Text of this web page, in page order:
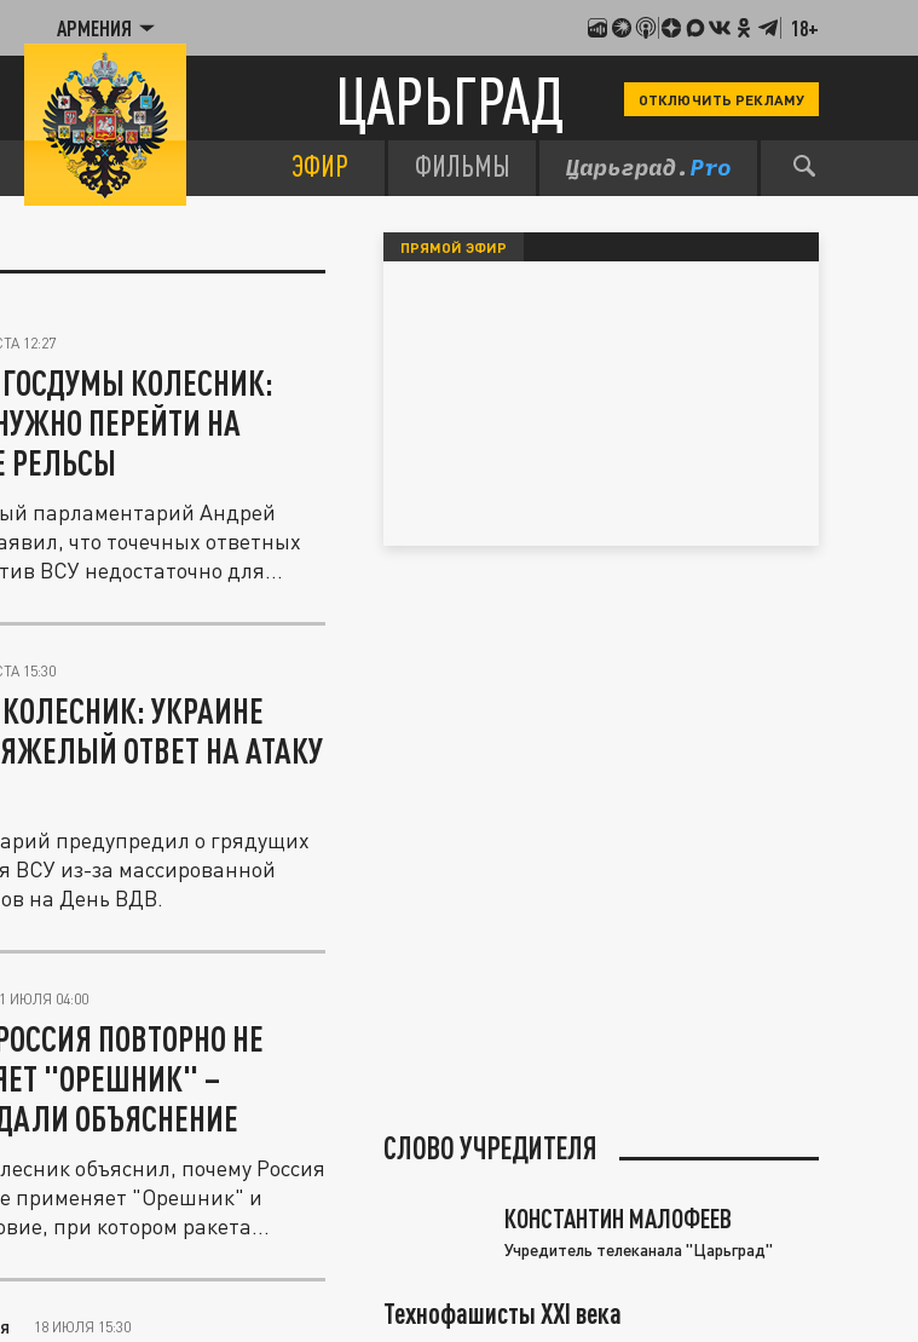
АРМЕНИЯ 18+
ЦАРЬГРАД ОТКЛЮЧИТЬ РЕКЛАМУ
ЭФИР ФИЛЬМЫ
12:27
ГОСДУМЫ КОЛЕСНИК:
ПЕРЕЙТИ НА
РЕЛЬСЫ
парламентарий Андрей
что точечных ответных
ВСУ недостаточно для...
15:30
УКРАИНЕ
ОТВЕТ НА АТАКУ
предупредил о грядущих
ВСУ из-за массированной
на День ВДВ.
ИЮЛЯ 04:00
ПОВТОРНО НЕ
"ОРЕШНИК" –
ОБЪЯСНЕНИЕ
объяснил, почему Россия
применяет "Орешник" и
при котором ракета...
18 ИЮЛЯ 15:30
ПРЯМОЙ ЭФИР
СЛОВО УЧРЕДИТЕЛЯ
КОНСТАНТИН МАЛОФЕЕВ
Учредитель телеканала "Царьград"
Технофашисты XXI века